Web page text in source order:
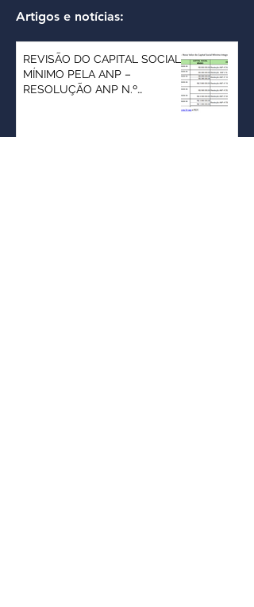
Artigos e notícias:
REVISÃO DO CAPITAL SOCIAL
MÍNIMO PELA ANP –
RESOLUÇÃO ANP N.º